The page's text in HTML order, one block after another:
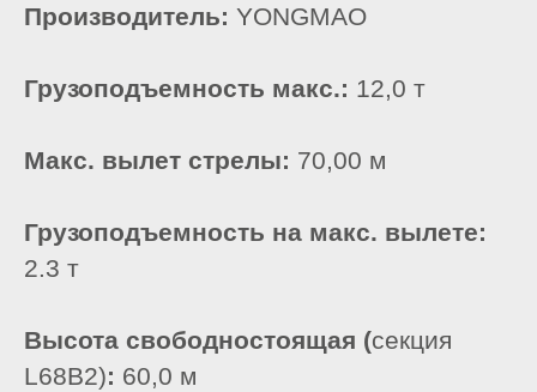
Производитель: YONGMAO
Грузоподъемность макс.: 12,0 т
Макс. вылет стрелы: 70,00 м
Грузоподъемность на макс. вылете:
2.3 т
Высота свободностоящая (секция
L68B2): 60,0 м